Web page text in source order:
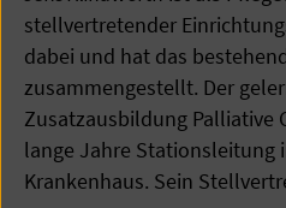
stellvertretender
dabei und hat das
zusammengestellt. Der
Zusatzausbildung Palliative
lange Jahre Stationsleitung
Krankenhaus. Sein